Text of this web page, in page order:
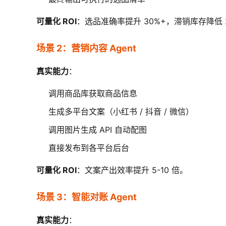
可量化 ROI：选品准确率提升 30%+，滞销库存降低
场景 2：营销内容 Agent
真实能力：
调用商品库获取商品信息
生成多平台文案（小红书 / 抖音 / 微信）
调用图片生成 API 自动配图
直接发布到各平台后台
可量化 ROI：文案产出效率提升 5-10 倍。
场景 3：智能对账 Agent
真实能力：